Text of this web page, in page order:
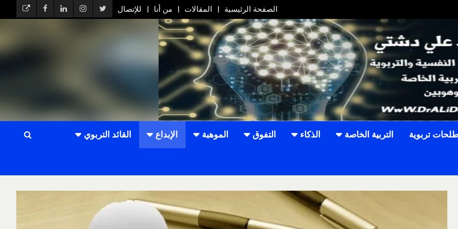
الصفحة الرئيسية المقالات من أنا للإتصال
تربوية التربية الخاصة الذكاء التفوق الموهبة الإبداع القائد التربوي